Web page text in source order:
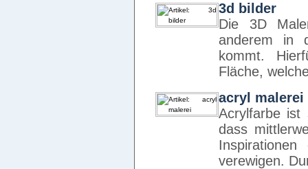
3d bilder
Die 3D
anderem in
kommt.
Fläche,
acryl malerei
Acrylfarbe ist
dass
verewigen.